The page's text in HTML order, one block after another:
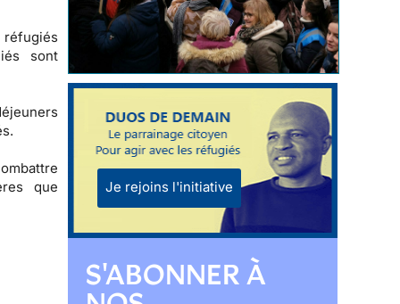
sont
que
Je rejoins l'initiative
S'ABONNER À